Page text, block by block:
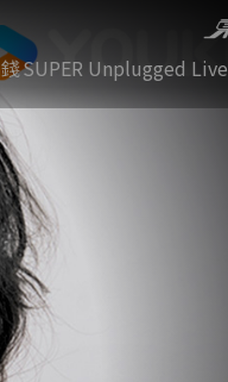
SUPER Unplugged Live